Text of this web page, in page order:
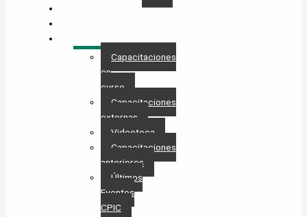
Capacitaciones
en
curso
Capacitaciones
externas
Videoteca
Capacitaciones
anteriores
Últimos
Eventos
CPIC